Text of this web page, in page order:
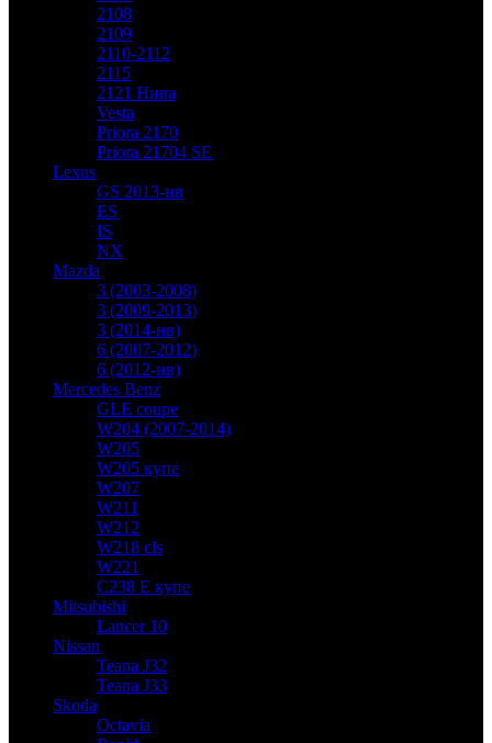
2108
2109
2110-2112
2115
2121 Нива
Vesta
Priora 2170
Priora 21704 SE
Lexus
GS 2013-нв
ES
IS
NX
Mazda
3 (2003-2008)
3 (2009-2013)
3 (2014-нв)
6 (2007-2012)
6 (2012-нв)
Mercedes Benz
GLE coupe
W204 (2007-2014)
W205
W205 купе
W207
W211
W212
W218 cls
W221
C238 E купе
Mitsubishi
Lancer 10
Nissan
Teana J32
Teana J33
Skoda
Octavia